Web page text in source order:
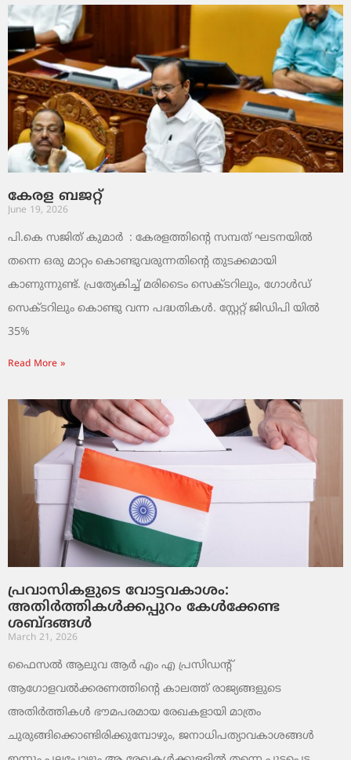
കേരള ബജറ്റ്
June 19, 2026
പി.കെ സജിത് കുമാര്‍ : കേരളത്തിന്റെ സമ്പത് ഘടനയിൽ
തന്നെ ഒരു മാറ്റം കൊണ്ടുവരുന്നതിന്റെ തുടക്കമായി
കാണുന്നുണ്ട്. പ്രത്യേകിച്ച് മരിടൈം സെക്ടറിലും, ഗോൾഡ്
സെക്ടറിലും കൊണ്ടു വന്ന പദ്ധതികൾ. സ്റ്റേറ്റ് ജിഡിപി യിൽ
35%
Read More »
പ്രവാസികളുടെ വോട്ടവകാശം:
അതിർത്തികൾക്കപ്പുറം കേൾക്കേണ്ട
ശബ്ദങ്ങൾ
March 21, 2026
ഫൈസൽ ആലുവ ആർ എം എ പ്രസിഡന്റ്
ആഗോളവൽക്കരണത്തിന്റെ കാലത്ത് രാജ്യങ്ങളുടെ
അതിർത്തികൾ ഭൗമപരമായ രേഖകളായി മാത്രം
ചുരുങ്ങിക്കൊണ്ടിരിക്കുമ്പോഴും, ജനാധിപത്യാവകാശങ്ങൾ